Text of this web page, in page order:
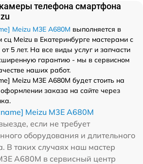
телефона смартфона
Meizu M3E A680M выполняется в
Meizu в Екатеринбурге мастерами с
5 лет. На все виды услуг и запчасти
гарантию - мы в сервисном
наших работ.
Meizu M3E A680M будет стоить на
заказа на сайте через
Meizu M3E A680M
если не требует
оборудования и длительного
В таких случаях наш мастер
A680M в сервисный центр